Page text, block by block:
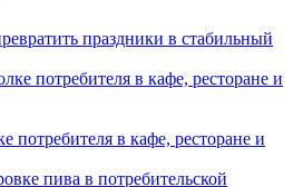
праздники в стабильный
потребителя в кафе, ресторане и